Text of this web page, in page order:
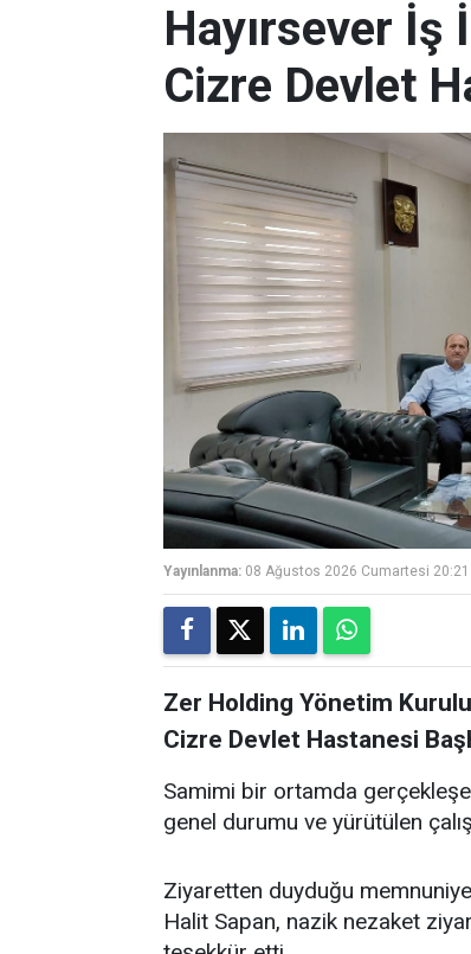
Hayırsever İş
Cizre Devlet
Yayınlanma: 08 Ağustos 2026 Cumartesi 20:21
Zer Holding Yönetim
Cizre Devlet Hastanesi
Samimi bir ortamda
genel durumu ve yürütülen
Ziyaretten duyduğu
Halit Sapan, nazik nezaket